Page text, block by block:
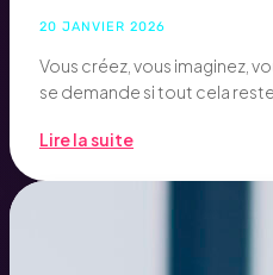
20 JANVIER 2026
Vous créez, vous imaginez,
se demande si tout cela reste
Lire la suite